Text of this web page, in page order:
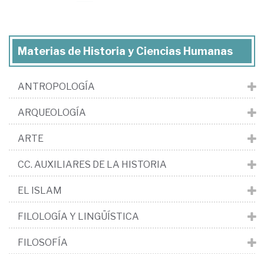
Materias de Historia y Ciencias Humanas
ANTROPOLOGÍA
ARQUEOLOGÍA
ARTE
CC. AUXILIARES DE LA HISTORIA
EL ISLAM
FILOLOGÍA Y LINGÜÍSTICA
FILOSOFÍA